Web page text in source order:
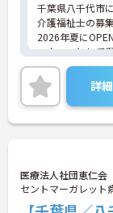
千葉県八千代市
介護福祉士の募集
2026年夏に
スタッフとして
育児費補助制度
い職場です◎
ご興味のある方
で、お気軽にお
詳
医療法人社団恵仁
セントマーガレット